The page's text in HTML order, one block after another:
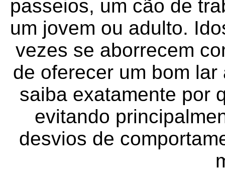
passeios, um cão de
um jovem ou adulto.
vezes se aborrecem
de oferecer um bom
saiba exatamente por
evitando
desvios de